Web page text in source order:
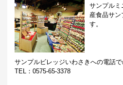
サンプルミ
産食品サン
す。
サンプルビレッジいわさきへの電話
TEL：0575-65-3378